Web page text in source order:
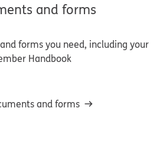
and forms
forms you need, including your
Handbook
and forms